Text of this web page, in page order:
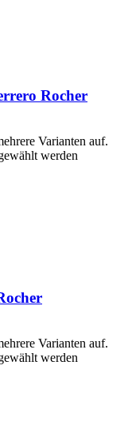
Rocher
Varianten auf.
werden
Varianten auf.
werden